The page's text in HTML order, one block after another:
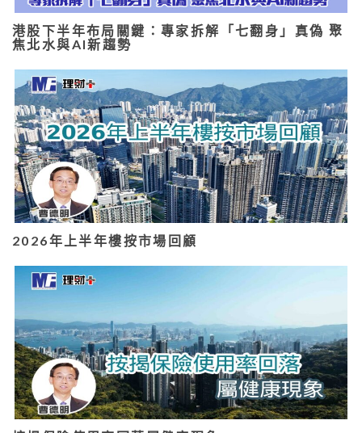
港股下半年布局關鍵：專家拆解「七翻身」真偽 聚
焦北水與AI新趨勢
2026年上半年樓按市場回顧